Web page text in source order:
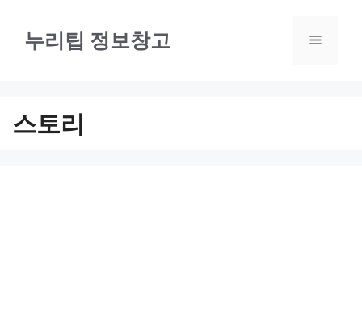
누리팁 정보창고 메
스토리